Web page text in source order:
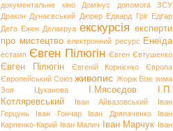
документальне кіно Домінус
допомога ЗСУ
Дракон Дунаєвський Дюрер Едвард Гріг Едґар
Деґа Ежен Делакруа екскурсія експерти
про мистецтво електронний ресурс Енеїда
естамп Євген Пілюгін Євген Євтушенко
Євген Пілюгін Євгеній Корнієнко
Європа
Європейський Союз живопис Жорж Бізе зима
Зоя Цуканова
І.Мясоєдов
І.П.
Котляревський
Іван Айвазовський
Іван
Герцунь
Іван Гончар Іван Дряпаченко
Іван
Карпенко-Карий Іван Малич Іван Марчук Іван